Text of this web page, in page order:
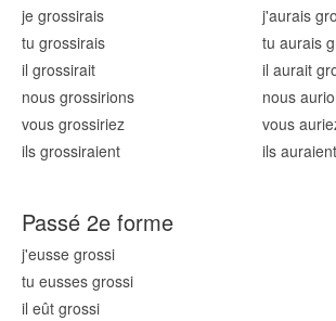
je grossirais
tu grossirais
il grossirait
nous grossirions
vous grossiriez
ils grossiraient
j'aurais
tu aurais
il aurait
nous
vous
ils
Passé 2e forme
j'eusse grossi
tu eusses grossi
il eût grossi